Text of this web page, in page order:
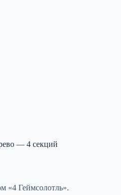
— 4 секций
«4 Геймсолотль».